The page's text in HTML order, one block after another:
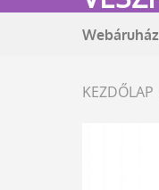
Webáruház
KEZDŐLAP